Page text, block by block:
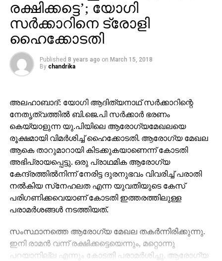
രക്ഷിക്കട്ടെ’; യോഗി
സര്‍ക്കാറിനെ ട്രോളി
ഹൈക്കോടതി
Published 8 years ago on March 15, 2018
By chandrika
അലഹാബാദ്: യോഗി ആദിത്യനാഥ് സര്‍ക്കാറിന്റെ
നേതൃത്വത്തില്‍ ബി.ജെ.പി സര്‍ക്കാര്‍ ഭരണം
കെയ്യാളുന്ന യു.പിയിലെ ആരോഗ്യമേഖലയെ
രൂക്ഷമായി വിമര്‍ശിച്ച് ഹൈക്കോടതി. ആരോഗ്യ മേഖല
ആകെ താറുമാറായി കിടക്കുകയാണെന്ന് കോടതി
അഭിപ്രായപ്പെട്ടു. ഒരു പ്രാഥമിക ആരോഗ്യ
കേന്ദ്രത്തില്‍നിന്ന് നേരിട്ട ദുരനുഭവം വിവരിച്ച് പരാതി
നല്‍കിയ സ്‌നേഹലത എന്ന യുവതിയുടെ കേസ്
പരിഗണിക്കവെയാണ് കോടതി ഇത്തരത്തിലുള്ള
പരാമര്‍ശങ്ങള്‍ നടത്തിയത്.
സംസ്ഥാനത്തെ ആരോഗ്യ മേഖല തകര്‍ന്നിരിക്കുന്നു.
ഇനി രാമന്‍ വന്ന് രക്ഷിക്കട്ടെയെന്നും, മറ്റൊന്നു
പറയാനില്ല എന്നും കോടതി പരാമര്‍ശിച്ചു. ആരോഗ്യ